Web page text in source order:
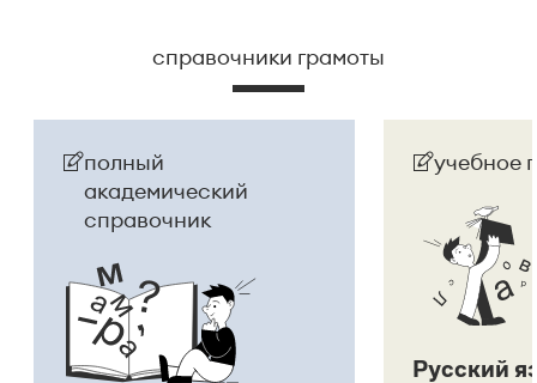
справочники грамоты
полный
академический
справочник
учебное
Русский